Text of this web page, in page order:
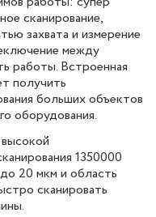
сканирование,
захвата и измерение
между
работы. Встроенная
получить
больших объектов
оборудования.
1350000
20 мкм и область
сканировать